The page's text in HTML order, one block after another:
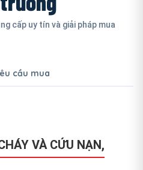
cấp uy tín và giải pháp mua
cầu mua
VÀ CỨU NẠN,